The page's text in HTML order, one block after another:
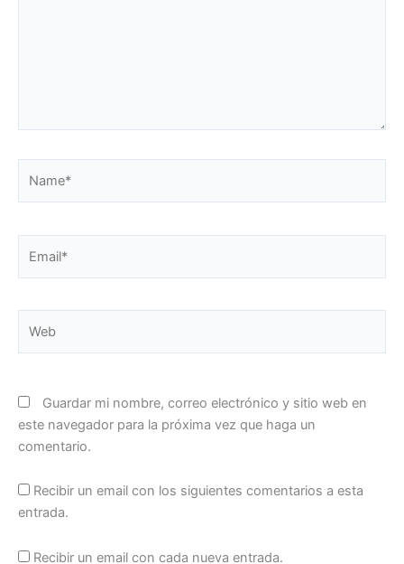
Guardar mi nombre, correo electrónico y sitio web en
este navegador para la próxima vez que haga un
comentario.
Recibir un email con los siguientes comentarios a esta
entrada.
Recibir un email con cada nueva entrada.